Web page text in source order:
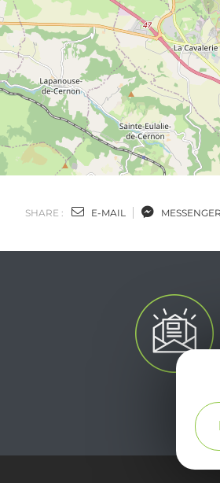
SHARE : E-MAIL MESSENGER